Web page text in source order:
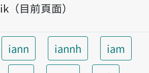
ik（目前頁面）
iann iannh
iam